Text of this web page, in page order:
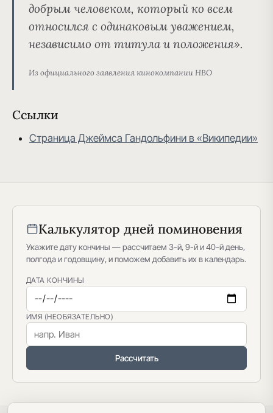
добрым человеком, который ко всем
относился с одинаковым уважением,
независимо от титула и положения».
Из официального заявления кинокомпании HBO
Ссылки
Страница Джеймса Гандольфини в «Википедии»
Калькулятор дней поминовения
Укажите дату кончины — рассчитаем 3-й, 9-й и 40-й день,
полгода и годовщину, и поможем добавить их в календарь.
ДАТА КОНЧИНЫ
ИМЯ (НЕОБЯЗАТЕЛЬНО)
Рассчитать